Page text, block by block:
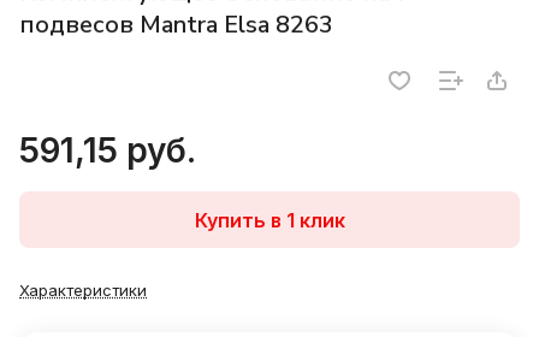
подвесов Mantra Elsa 8263
591,15 руб.
Купить в 1 клик
Характеристики